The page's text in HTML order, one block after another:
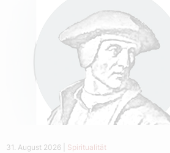
31. August 2026 Spiritualität